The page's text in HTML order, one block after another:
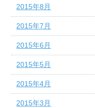
2015年8月
2015年7月
2015年6月
2015年5月
2015年4月
2015年3月